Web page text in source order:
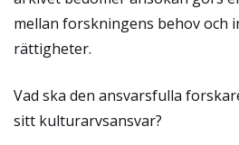
mellan forskningens behov och
rättigheter.
Vad ska den ansvarsfulla
sitt kulturarvsansvar?